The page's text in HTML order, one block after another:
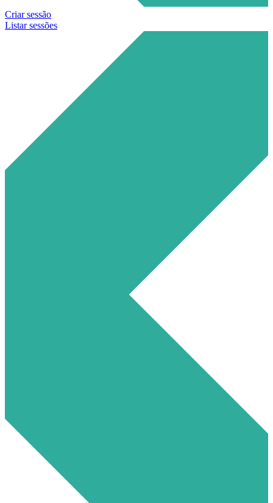
Criar sessão
Listar sessões